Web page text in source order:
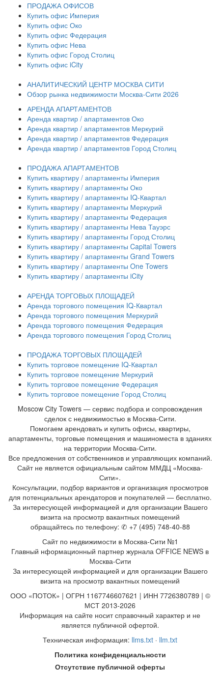
ПРОДАЖА ОФИСОВ
Купить офис Империя
Купить офис Око
Купить офис Федерация
Купить офис Нева
Купить офис Город Столиц
Купить офис iCity
АНАЛИТИЧЕСКИЙ ЦЕНТР МОСКВА СИТИ
Обзор рынка недвижимости Москва-Сити 2026
АРЕНДА АПАРТАМЕНТОВ
Аренда квартир / апартаментов Око
Аренда квартир / апартаментов Меркурий
Аренда квартир / апартаментов Федерация
Аренда квартир / апартаментов Город Столиц
ПРОДАЖА АПАРТАМЕНТОВ
Купить квартиру / апартаменты Империя
Купить квартиру / апартаменты Око
Купить квартиру / апартаменты IQ-Квартал
Купить квартиру / апартаменты Меркурий
Купить квартиру / апартаменты Федерация
Купить квартиру / апартаменты Нева Тауэрс
Купить квартиру / апартаменты Город Столиц
Купить квартиру / апартаменты Capital Towers
Купить квартиру / апартаменты Grand Towers
Купить квартиру / апартаменты One Towers
Купить квартиру / апартаменты iCity
АРЕНДА ТОРГОВЫХ ПЛОЩАДЕЙ
Аренда торгового помещения IQ-Квартал
Аренда торгового помещения Меркурий
Аренда торгового помещения Федерация
Аренда торгового помещения Город Столиц
ПРОДАЖА ТОРГОВЫХ ПЛОЩАДЕЙ
Купить торговое помещение IQ-Квартал
Купить торговое помещение Меркурий
Купить торговое помещение Федерация
Купить торговое помещение Город Столиц
Moscow City Towers — сервис подбора и сопровождения
сделок с недвижимостью в Москва-Сити.
Помогаем арендовать и купить офисы, квартиры,
апартаменты, торговые помещения и машиноместа в зданиях
на территории Москва-Сити.
Все предложения от собственников и управляющих компаний.
Сайт не является официальным сайтом ММДЦ «Москва-
Сити».
Консультации, подбор вариантов и организация просмотров
для потенциальных арендаторов и покупателей — бесплатно.
За интересующей информацией и для организации Вашего
визита на просмотр вакантных помещений
обращайтесь по телефону: ✆ +7 (495) 748-40-88
Сайт по недвижимости в Москва-Сити №1
Главный нформационный партнер журнала OFFICE NEWS в
Москва-Сити
За интересующей информацией и для организации Вашего
визита на просмотр вакантных помещений
ООО «ПОТОК» | ОГРН 1167746607621 | ИНН 7726380789 | ©
МСТ 2013-2026
Информация на сайте носит справочный характер и не
является публичной офертой.
Техническая информация: llms.txt · llm.txt
Политика конфиденциальности
Отсутствие публичной оферты